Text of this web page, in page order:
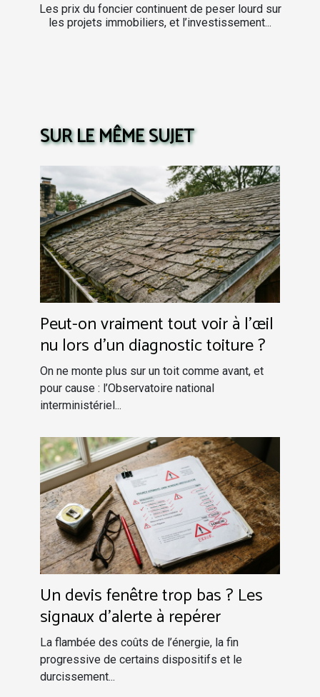
Les prix du foncier continuent de peser lourd sur
les projets immobiliers, et l’investissement...
SUR LE MÊME SUJET
Peut-on vraiment tout voir à l’œil
nu lors d’un diagnostic toiture ?
On ne monte plus sur un toit comme avant, et
pour cause : l’Observatoire national
interministériel...
Un devis fenêtre trop bas ? Les
signaux d’alerte à repérer
La flambée des coûts de l’énergie, la fin
progressive de certains dispositifs et le
durcissement...